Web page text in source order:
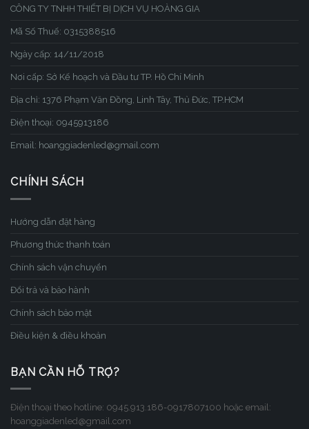
CÔNG TY TNHH THIẾT BỊ DỊCH VỤ HOÀNG GIA
Mã Số Thuế: 0315388516
Ngày cấp: 14/11/2018
Nơi cấp: Sở Kế hoạch và Đầu tư TP. Hồ Chí Minh
Địa chỉ: 1376 Phạm Văn Đồng, Linh Tây, Thủ Đức, TP.HCM
Điện thoại: 0945913186
Email: hoanggiadenled@gmail.com
CHÍNH SÁCH
Hướng dẫn đặt hàng
Phương thức thanh toán
Chính sách vận chuyển
Đổi trả và bảo hành
Chính sách bảo mật
Điều kiện & điều khoản
BẠN CẦN HỖ TRỢ?
Điện thoại theo hotline: 0945.913.186-0917807100 hoặc email:
hoanggiadenled@gmail.com